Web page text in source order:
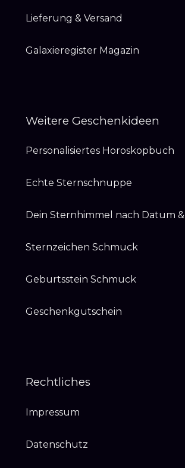
Lieferung & Versand
Galaxieregister Magazin
Weitere Geschenkideen
Personalisiertes Horoskopbuch
Echte Sternschnuppe
Dein Sternhimmel nach Datum
Sternzeichen Schmuck
Geburtsstein Schmuck
Geschenkgutschein
Rechtliches
Impressum
Datenschutz